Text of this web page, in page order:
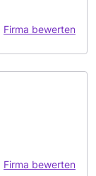
Firma bewerten
Firma bewerten